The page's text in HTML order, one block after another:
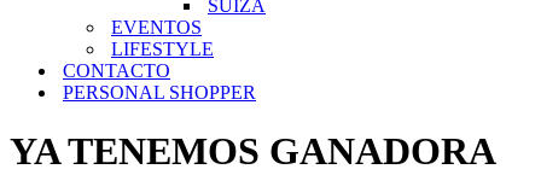
SUIZA
EVENTOS
LIFESTYLE
CONTACTO
PERSONAL SHOPPER
YA TENEMOS GANADORA